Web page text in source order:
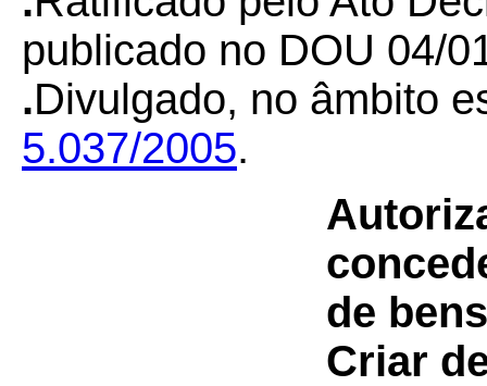
publicado no DOU 04/
.Divulgado, no âmbito
5.037/2005.
de
Criar